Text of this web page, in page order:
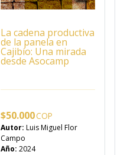
La cadena productiva
de la panela en
Cajibío: Una mirada
desde Asocamp
$50.000
Autor: Luis Miguel Flor
Campo
Año:2024